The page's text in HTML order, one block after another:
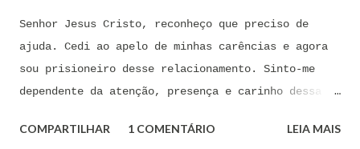
Senhor Jesus Cristo, reconheço que preciso de
ajuda. Cedi ao apelo de minhas carências e agora
sou prisioneiro desse relacionamento. Sinto-me
dependente da atenção, presença e carinho dessa
para me libertar da influência dessas tentações. A
COMPARTILHAR 1 COMENTÁRIO LEIA MAIS